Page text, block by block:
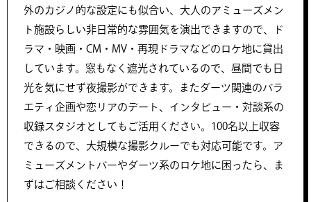
外のカジノ的な設定にも似合い、大人のアミューズメン
ト施設らしい非日常的な雰囲気を演出できますので、ド
ラマ・映画・CM・MV・再現ドラマなどのロケ地に貸出
しています。窓もなく遮光されているので、昼間でも日
光を気にせず夜撮影ができます。またダーツ関連のバラ
エティ企画や恋リアのデート、インタビュー・対談系の
収録スタジオとしてもご活用ください。100名以上収容
できるので、大規模な撮影クルーでも対応可能です。ア
ミューズメントバーやダーツ系のロケ地に困ったら、ま
ずはご相談ください！